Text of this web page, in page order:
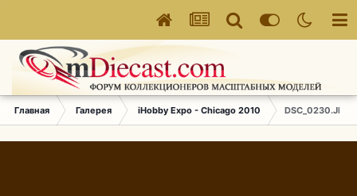
Главная Галерея iHobby Expo - Chicago 2010 DSC_0230.JPG